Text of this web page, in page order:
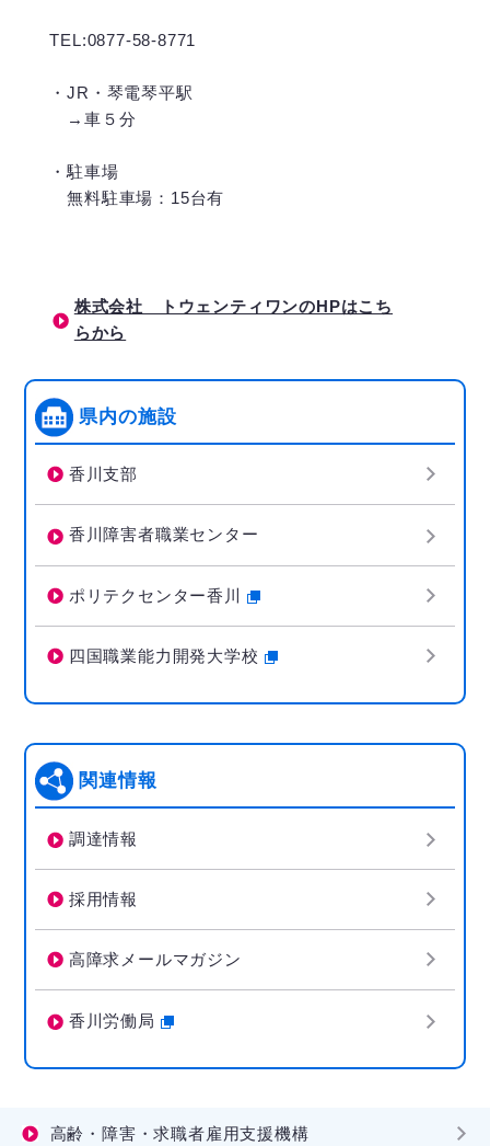
TEL:0877-58-8771
・JR・琴電琴平駅
→車５分
・駐車場
無料駐車場：15台有
株式会社 トウェンティワンのHPはこち
らから
県内の施設
香川支部
香川障害者職業センター
ポリテクセンター香川
四国職業能力開発大学校
関連情報
調達情報
採用情報
高障求メールマガジン
香川労働局
高齢・障害・求職者雇用支援機構